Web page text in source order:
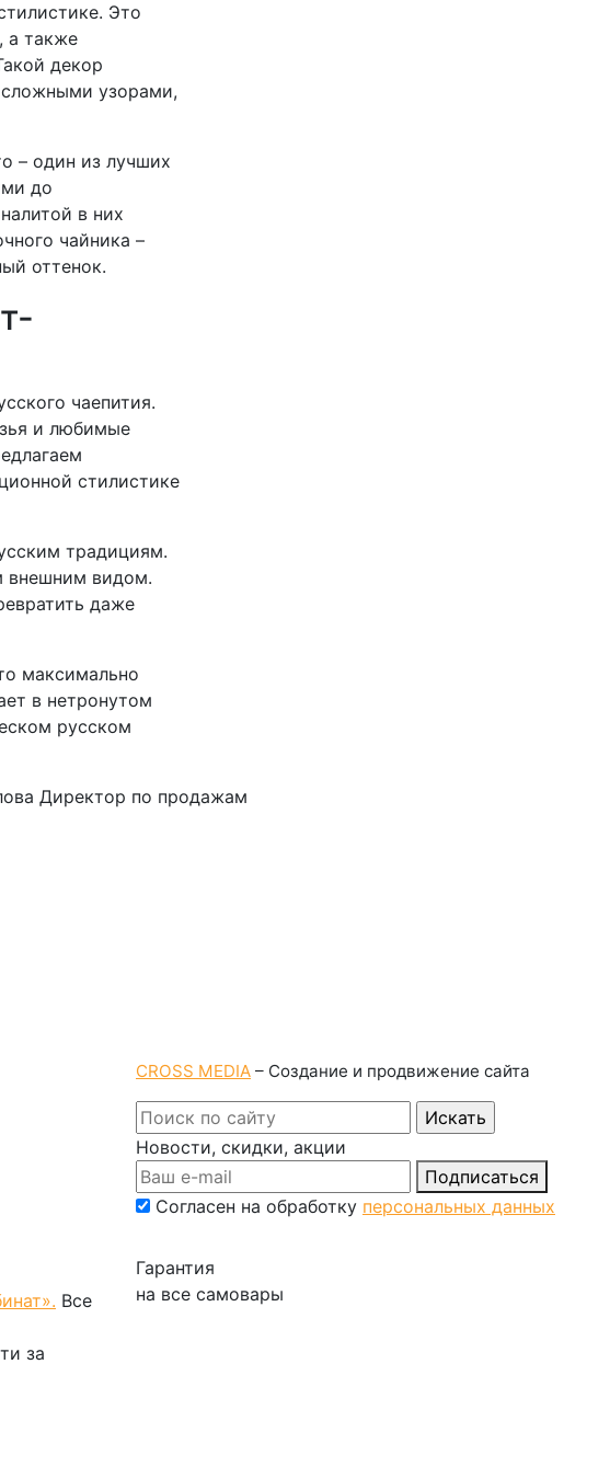
Это
а также
декор
сложными узорами,
– один из лучших
до
в них
чайника –
оттенок.
чаепития.
и любимые
стилистике
традициям.
внешним видом.
даже
максимально
в нетронутом
русском
Директор по продажам
Все
за
CROSS MEDIA – Создание и продвижение сайта
Новости, скидки, акции
Подписаться
Согласен на обработку персональных данных
Гарантия
на все самовары